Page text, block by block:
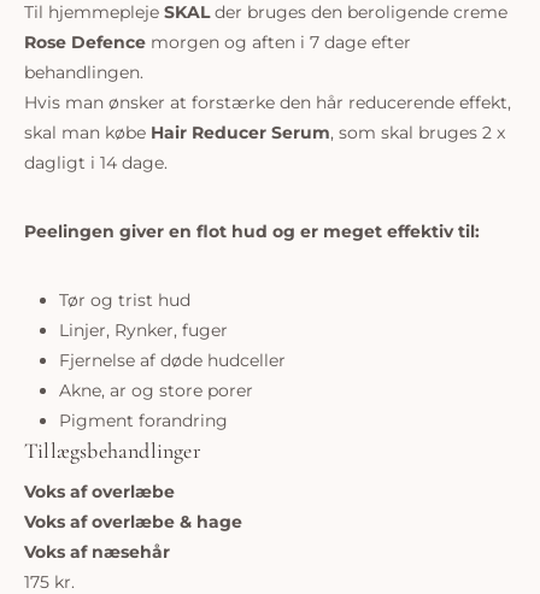
Til hjemmepleje SKALder bruges den beroligende creme
Rose Defence morgen og aften i 7 dage efter
behandlingen.
Hvis man ønsker at forstærke den hår reducerende effekt,
skal man købe Hair Reducer Serum, som skal bruges 2 x
dagligt i 14 dage.
Peelingen giver en flot hud og er meget effektiv til:
Tør og trist hud
Linjer, Rynker, fuger
Fjernelse af døde hudceller
Akne, ar og store porer
Pigment forandring
Tillægsbehandlinger
Voks af overlæbe
Voks af overlæbe & hage
Voks af næsehår
175 kr.